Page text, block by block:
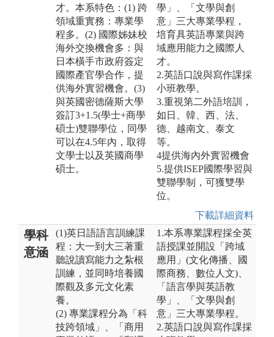
才。本系特色：(1) 跨
領域重實務：專業學
程多。(2) 國際姊妹校
海外交換機會多：與
日本橫手市政府簽定
國際產官學合作，提
供海外實習機會。(3)
與英國密德薩斯大學
簽訂3+1.5(學士+商學
碩士)雙聯學位，同學
可以在4.5年內，取得
文學士以及英國商學
碩士。
學」、「文學與創
意」三大專業學程，
培育具英語專業與跨
域應用能力之國際人
才。
2.英語口說與寫作課採
小班教學。
3.重視第二外語培訓，
如日、韓、西、法、
德、越南文、泰文
等。
4提供海內外實習機會
5.提供ISEP國際學習與
雙聯學制，可獲雙學
位。
下載詳細資料
學科
意涵
(1)英日語語言訓練課
程：大一到大三著重
聽說讀寫能力之紮根
訓練，並同時培養國
際觀及多元文化素
養。
(2) 專業課程分為「科
技跨領域」、「商用
1.本系專業課程採全英
語授課並開設「跨域
應用」(文化傳播、國
際商務、數位人文)、
「語言學與英語教
學」、「文學與創
意」三大專業學程。
2.英語口說與寫作課採